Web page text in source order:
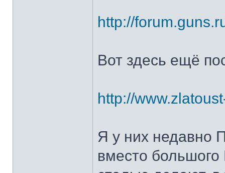
http://
Вот здесь ещё
http://
Я у них недавно
вместо